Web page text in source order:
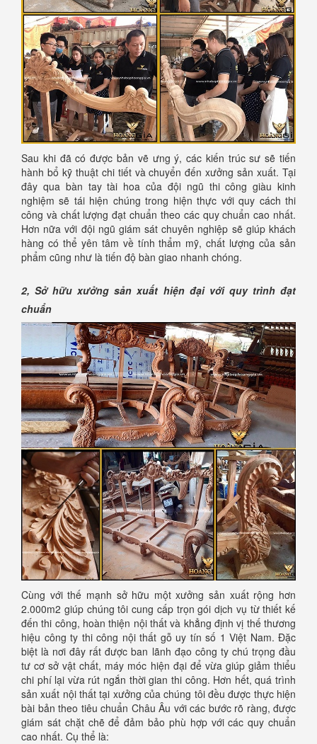
Sau khi đã có được bản vẽ ưng ý, các kiến trúc sư sẽ tiến
hành bổ kỹ thuật chi tiết và chuyển đến xưởng sản xuất. Tại
đây qua bàn tay tài hoa của đội ngũ thi công giàu kinh
nghiệm sẽ tái hiện chúng trong hiện thực với quy cách thi
công và chất lượng đạt chuẩn theo các quy chuẩn cao nhất.
Hơn nữa với đội ngũ giám sát chuyên nghiệp sẽ giúp khách
hàng có thể yên tâm về tính thẩm mỹ, chất lượng của sản
phẩm cũng như là tiến độ bàn giao nhanh chóng.
2, Sở hữu xưởng sản xuất hiện đại với quy trình đạt
chuẩn
Cùng với thế mạnh sở hữu một xưởng sản xuất rộng hơn
2.000m2 giúp chúng tôi cung cấp trọn gói dịch vụ từ thiết kế
đến thi công, hoàn thiện nội thất và khẳng định vị thế thương
hiệu công ty thi công nội thất gỗ uy tín số 1 Việt Nam. Đặc
biệt là nơi đây rất được ban lãnh đạo công ty chú trọng đầu
tư cơ sở vật chất, máy móc hiện đại để vừa giúp giảm thiểu
chi phí lại vừa rút ngắn thời gian thi công. Hơn hết, quá trình
sản xuất nội thất tại xưởng của chúng tôi đều được thực hiện
bài bản theo tiêu chuẩn Châu Âu với các bước rõ ràng, được
giám sát chặt chẽ để đảm bảo phù hợp với các quy chuẩn
cao nhất. Cụ thể là: